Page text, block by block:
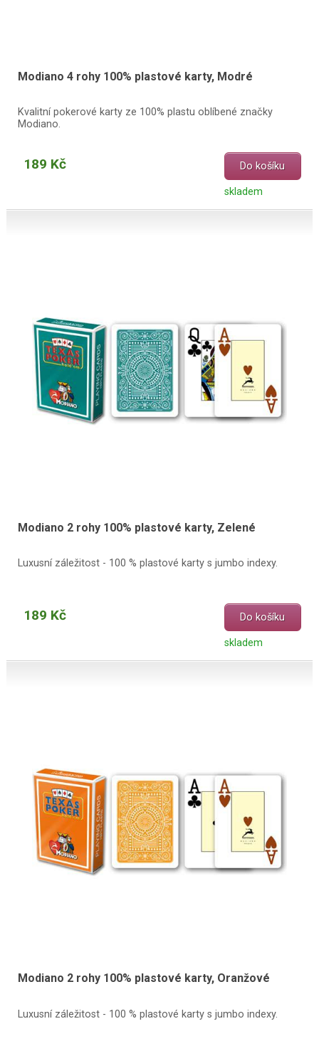
Modiano 4 rohy 100% plastové karty, Modré
Kvalitní pokerové karty ze 100% plastu oblíbené značky
Modiano.
189 Kč Do košíku
skladem
Modiano 2 rohy 100% plastové karty, Zelené
Luxusní záležitost - 100 % plastové karty s jumbo indexy.
189 Kč Do košíku
skladem
Modiano 2 rohy 100% plastové karty, Oranžové
Luxusní záležitost - 100 % plastové karty s jumbo indexy.